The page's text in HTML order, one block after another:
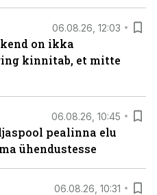
06.08.26, 12:03
on ikka
kinnitab, et mitte
06.08.26, 10:45
pealinna elu
ühendustesse
06.08.26, 10:31